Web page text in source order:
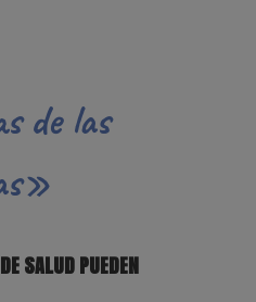
de las
SALUD PUEDEN